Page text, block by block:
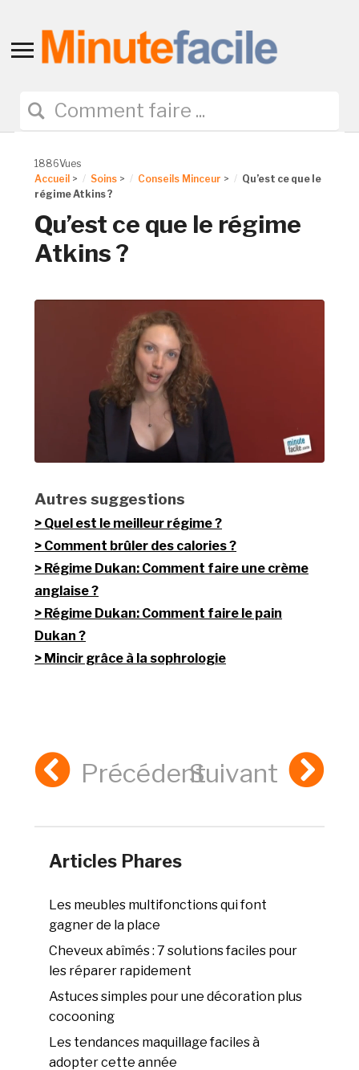
Toggle
navigation
1886Vues
Accueil > Soins > Conseils Minceur >
Qu’est ce que le
régime Atkins ?
Qu’est ce que le régime
Atkins ?
Autres suggestions
Quel est le meilleur régime ?
Comment brûler des calories ?
Régime Dukan: Comment faire une crème
anglaise ?
Régime Dukan: Comment faire le pain
Dukan ?
Mincir grâce à la sophrologie
PrécédentSuivant
Articles Phares
Les meubles multifonctions qui font
gagner de la place
Cheveux abîmés : 7 solutions faciles pour
les réparer rapidement
Astuces simples pour une décoration plus
cocooning
Les tendances maquillage faciles à
adopter cette année